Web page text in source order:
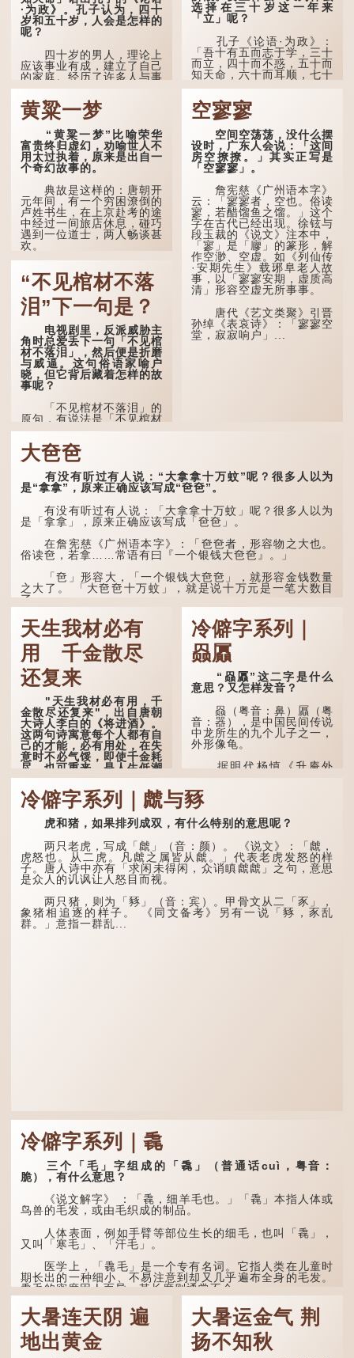
·为政》。孔子认为，四十
岁和五十岁，人会是怎样的
呢？
四十岁的男人，理论上
应该事业有成，建立了自己
的家庭。经历了许多人与事
之后，对事物有了自己的判
断能力，不会轻易为表象所
迷惑。
孔子在《论语·子罕》
也说：「知者不惑，仁者不
忧，勇者不惧。」「知」与
智慧的「智」相通，四十岁
的男人应已累积足够智慧，
不再对自己的人生感到困
惑、忧虑与恐惧。
到了五十岁，...
选择在三十岁这一年来
「立」呢？
孔子《论语·为政》：
「吾十有五而志于学，三十
而立，四十而不惑，五十而
知天命，六十而耳顺，七十
在古代，男子一般于二
十岁进行冠礼，冠礼完成后
便是成人，但由于未达壮
年，所以又称「弱冠」。
《礼记·曲礼》明确记载：
「人生十年曰幼，学；二十
曰弱，冠；三十曰壮，有
室。」这说明三十岁...
黄粱一梦
“黄粱一梦”比喻荣华
富贵终归虚幻，劝喻世人不
用太过执着，原来是出自一
个奇幻故事的。
典故是这样的：唐朝开
元年间，有一个穷困潦倒的
卢姓书生，在上京赴考的途
中经过一间旅店休息，碰巧
遇到一位道士，两人畅谈甚
欢。
自己虽贵为读书人，但一直
未能考取功名，仍然贫困，
感到十分落泊。于是，道士
拿出一个青瓷枕头，让卢姓
书生睡一睡，便能满足他希
望得到荣华富贵的愿望。
这时，...
“不见棺材不落
泪”下一句是？
电视剧里，反派威胁主
角时总爱丢下一句「不见棺
材不落泪」，然后便是折磨
与威逼。这句俗语家喻户
晓，但它背后藏着怎样的故
事呢？
「不见棺材不落泪」的
原句，有说法是「不见棺材
不下泪」或「不见亲棺不下
泪」，出自明朝兰陵笑笑生
所著的《金瓶梅词话》第九
十八回。原意是指人未亲眼
见到亲人棺木，便不会真正
感到悲伤；后来引申为比喻
人执迷不悟，不到彻底失
败，便不肯罢休。
许多人对这上半句耳熟
能详，但它其实还有下半句
——「不到黄河心不死」...
空寥寥
空间空荡荡，没什么摆
设时，广东人会说：「这间
房空撩撩。」其实正写是
「空寥寥」。
詹宪慈《广州语本字》
云：「寥寥者，空也。俗读
寥，若醋馏鱼之馏。」这个
字在古代已经出现。徐铉与
段玉裁的《说文》注本中，
「寥」是「廫」的篆形，解
作空渺、空虚。如《列仙传
·安期先生》载琊阜老人故
事，以「寥寥安期，虚质高
清」形容空虚无所事事。
唐代《艺文类聚》引晋
孙绰《表哀诗》：「寥寥空
堂，寂寂响户」...
大夿夿
有没有听过有人说：“大拿拿十万蚊”呢？很多人以为
是“拿拿”，原来正确应该写成“夿夿”。
有没有听过有人说：「大拿拿十万蚊」呢？很多人以为
是「拿拿」，原来正确应该写成「夿夿」。
在詹宪慈《广州语本字》：「夿夿者，形容物之大也。
俗读夿，若拿……常语有曰『一个银钱大夿夿』。」
「夿」形​​容大，「一个银钱大夿夿」，就形容金钱数量
之大了。 「大夿夿十万蚊」，就是说十万元是一笔大数目
了。...
天生我材必有
用 千金散尽
还复来
"天生我材必有用，千
金散尽还复来"，出自唐朝
大诗人李白的《将进酒》。
这两句诗寓意每个人都有自
己的才能，必有用处，在失
意时不必气馁，即使千金耗
尽，也可重来，是人生低潮
时激励向上的名句。
原诗写道："人生得意
须尽欢，莫使金樽空对月。
天生我材必有用，千金散尽
会须一饮三百杯。" 意思是
说：上天给了我才能，必然
有用到的地方；即使千金散
去，也终会重新得到。
李白作此诗时，大约是
天宝十一年。当时他已被唐
玄宗赐金放还约八年，这期
冷僻字系列｜
赑屭
“赑屭”这二字是什么
意思？又怎样发音？
赑（粤音：鼻）屭（粤
音：器），是中国民间传说
中龙所生的九个儿子之一，
外形像龟。
据明代杨慎《升庵外
集》记载，龙生九子的次序
排列为：赑屭、螭吻、蒲
牢、狴犴、饕餮、蚣蝮、睚
眦、狻猊、椒图（此为其中
一种说法）。
龙九子外形与能力各有
不同，其中，赑屭原形像
龟，因为能负重，多作为碑
座，有“碑下...
冷僻字系列｜虤与豩
虎和猪，如果排列成双，有什么特别的意思呢？
两只老虎，写成「虤」（音：颜）。 《说文》：「虤，
虎怒也。从二虎。凡虤之属皆从虤。」代表老虎发怒的样
子。唐人诗中亦有「求闲未得闲，众诮瞋虤虤」之句，意思
是众人的讥讽让人怒目而视。
两只猪，则为「豩」（音：宾）。甲骨文从二「豕」，
象猪相追逐的样子。 《同文备考》另有一说「豩，豕乱
群。」意指一群乱...
冷僻字系列｜毳
三个「毛」字组成的「毳」（普通话cuì，粤音：
脆），有什么意思？
《说文解字》 ：「毳，细羊毛也。」「毳」本指人体或
鸟兽的毛发，或由毛织成的制品。
人体表面，例如手臂等部位生长的细毛，也叫「毳」，
又叫「寒毛」、「汗毛」。
医学上，「毳毛」是一个专有名词。它指人类在儿童时
期长出的一种细小、不易注意到却又几乎遍布全身的毛发。
毳毛的密度因人而异，其长度则通常不会...
大暑连天阴 遍
地出黄金
大暑运金气 荆
扬不知秋